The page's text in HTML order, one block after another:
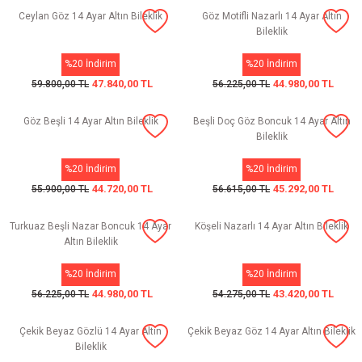
Ceylan Göz 14 Ayar Altın Bileklik
%20 İndirim
59.800,00 TL 47.840,00 TL
Göz Motifli Nazarlı 14 Ayar Altın
Bileklik
%20 İndirim
56.225,00 TL 44.980,00 TL
Göz Beşli 14 Ayar Altın Bileklik
%20 İndirim
55.900,00 TL 44.720,00 TL
Beşli Doç Göz Boncuk 14 Ayar Altın
Bileklik
%20 İndirim
56.615,00 TL 45.292,00 TL
Turkuaz Beşli Nazar Boncuk 14 Ayar
Altın Bileklik
%20 İndirim
56.225,00 TL 44.980,00 TL
Köşeli Nazarlı 14 Ayar Altın Bileklik
%20 İndirim
54.275,00 TL 43.420,00 TL
Çekik Beyaz Gözlü 14 Ayar Altın
Bileklik
Çekik Beyaz Göz 14 Ayar Altın Bileklik